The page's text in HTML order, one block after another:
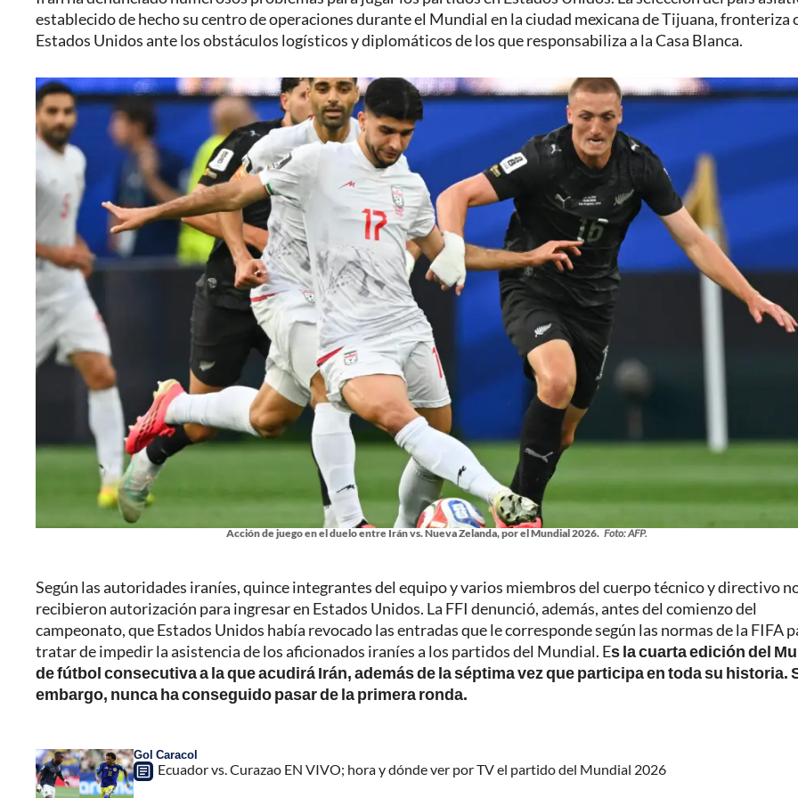
establecido de hecho su centro de operaciones durante el Mundial en la ciudad mexicana de Tijuana, fronteriza
Estados Unidos ante los obstáculos logísticos y diplomáticos de los que responsabiliza a la Casa Blanca.
Acción de juego en el duelo entre Irán vs. Nueva Zelanda, por el Mundial 2026. Foto: AFP.
Según las autoridades iraníes, quince integrantes del equipo y varios miembros del cuerpo técnico y directivo
recibieron autorización para ingresar en Estados Unidos. La FFI denunció, además, antes del comienzo del
campeonato, que Estados Unidos había revocado las entradas que le corresponde según las normas de la FIFA
tratar de impedir la asistencia de los aficionados iraníes a los partidos del Mundial. Es la cuarta edición del
de fútbol consecutiva a la que acudirá Irán, además de la séptima vez que participa en toda su historia.
embargo, nunca ha conseguido pasar de la primera ronda.
Gol Caracol
Ecuador vs. Curazao EN VIVO; hora y dónde ver por TV el partido del Mundial 2026